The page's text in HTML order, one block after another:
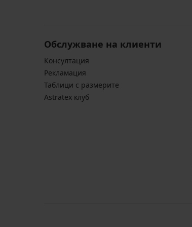
Обслужване на клиенти
Консултация
Pекламация
Таблици с размерите
Astratex клуб